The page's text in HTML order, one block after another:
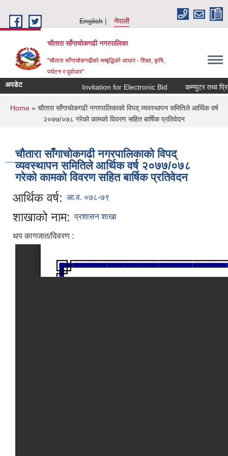
English
नेपाली
चौतारा साँगाचोकगढी नगरपालिका
"चौतारा साँगाचोकगढीको सम्बृद्धिको आधार - शिक्षा, कृषि,
पर्यटन र पूर्वाधार"
अपडेट Invitation for Electronic Bid कम्प्युटर तथा
You are here
Home» चौतारा साँगाचोकगढी नगरपालिकाको विपद् व्यवस्थापन समितिले आर्थिक वर्ष
२०७७/०७८ गरेको कामको विवरण सहित बार्षिक प्रतिवेदन
चौतारा साँगाचोकगढी नगरपालिकाको विपद्
व्यवस्थापन समितिले आर्थिक वर्ष २०७७/०७८
गरेको कामको विवरण सहित बार्षिक प्रतिवेदन
आर्थिक वर्ष: आ.व. ०७८-७९
शाखाको नाम: प्रशासन शाखा
थप कागजात/विवरण :